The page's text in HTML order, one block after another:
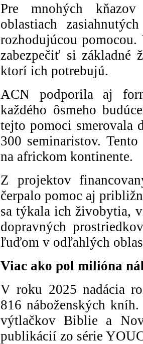
Pre mnohých
oblastiach
rozhodujúcou
zabezpečiť si
ktorí ich potrebujú.
ACN podporila aj
každého ôsmeho
tejto pomoci smerovala
300 seminaristov.
na africkom kontinente.
Z projektov
čerpalo pomoc aj
sa týkala ich živobytia,
dopravných
ľuďom v odľahlých
Viac ako pol milióna
V roku 2025 nadácia
816 náboženských
výtlačkov Biblie a
publikácií zo série